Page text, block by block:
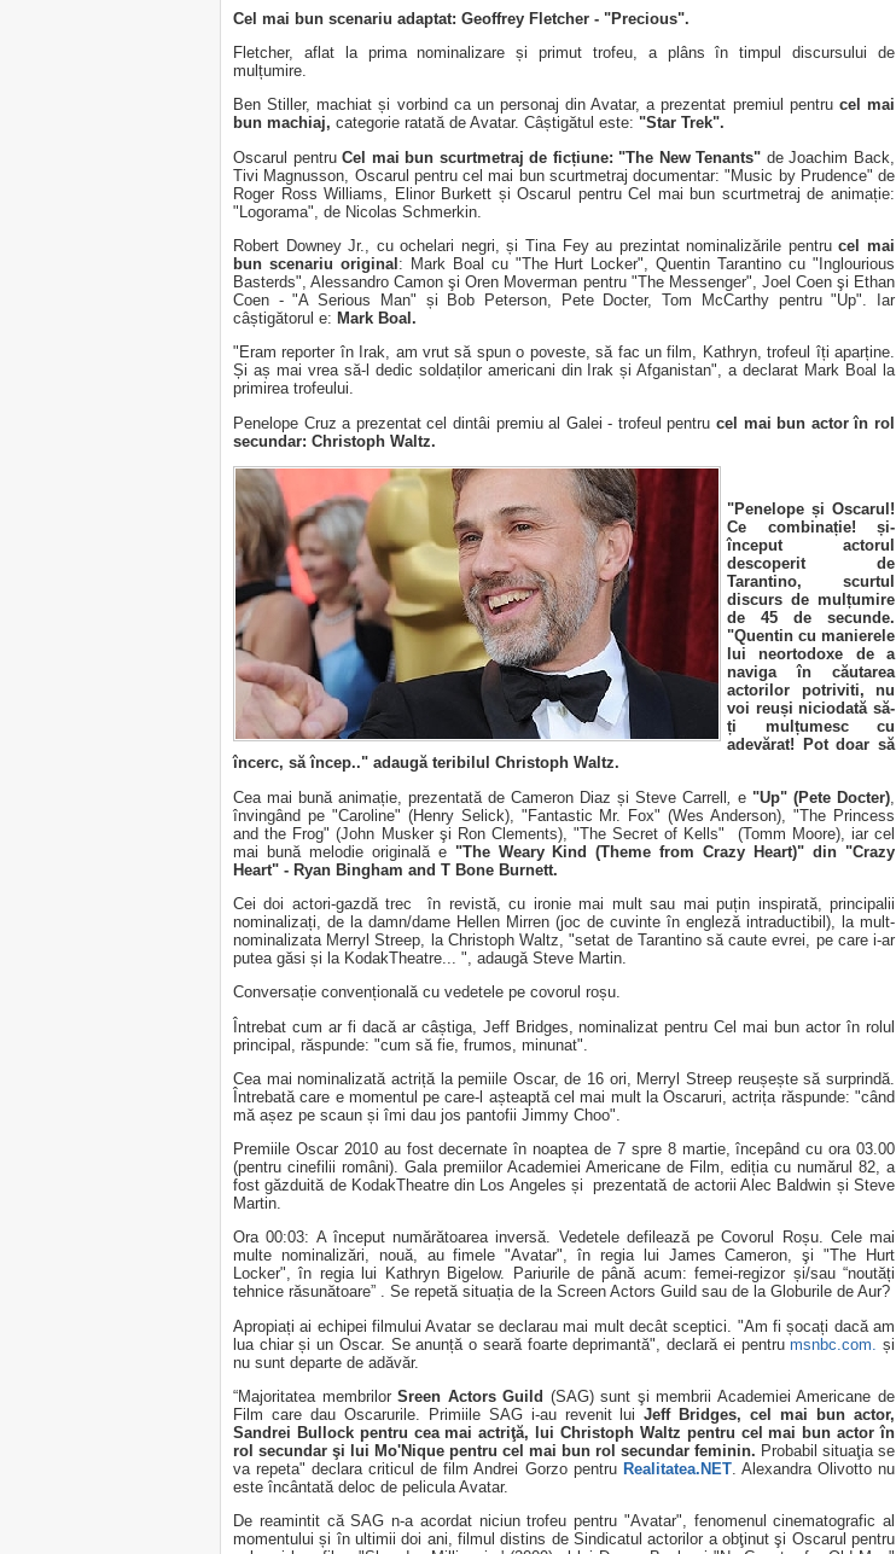
Cel mai bun scenariu adaptat: Geoffrey Fletcher - "Precious".
Fletcher, aflat la prima nominalizare și primut trofeu, a plâns în timpul discursului de
mulțumire.
Ben Stiller, machiat și vorbind ca un personaj din Avatar, a prezentat premiul pentru cel mai
bun machiaj, categorie ratată de Avatar. Câștigătul este: "Star Trek".
Oscarul pentruCel mai bun scurtmetraj de ficțiune: "The New Tenants" de Joachim Back,
Tivi Magnusson, Oscarul pentru cel mai bun scurtmetraj documentar: "Music by Prudence" de
Roger Ross Williams, Elinor Burkett și Oscarul pentru Cel mai bun scurtmetraj de animație:
"Logorama", de Nicolas Schmerkin.
Robert Downey Jr., cu ochelari negri, și Tina Fey au prezintat nominalizările pentrucel mai
bun scenariu original : Mark Boal cu "The Hurt Locker", Quentin Tarantino cu "Inglourious
Basterds", Alessandro Camon şi Oren Moverman pentru "The Messenger", Joel Coen şi Ethan
Coen - "A Serious Man" și Bob Peterson, Pete Docter, Tom McCarthy pentru "Up". Iar
câștigătorul e: Mark Boal.
"Eram reporter în Irak, am vrut să spun o poveste, să fac un film, Kathryn, trofeul îți aparține.
Și aș mai vrea să-l dedic soldaților americani din Irak și Afganistan", a declarat Mark Boal la
primirea trofeului.
Penelope Cruz a prezentat cel dintâi premiu al Galei - trofeul pentru cel mai bun actor în rol
secundar: Christoph Waltz.
"Penelope și Oscarul!
Ce combinație! și-
început actorul
descoperit de
Tarantino, scurtul
discurs de mulțumire
de 45 de secunde.
"Quentin cu manierele
lui neortodoxe de a
naviga în căutarea
actorilor potriviti, nu
voi reuși niciodată să-
ți mulțumesc cu
adevărat! Pot doar să
încerc, să încep.." adaugă teribilul Christoph Waltz.
Cea mai bună animație, prezentată de Cameron Diaz și Steve Carrell
e "Up" (Pete Docter)
învingând pe "Caroline" (Henry Selick), "Fantastic Mr. Fox" (Wes Anderson), "The Princess
and the Frog" (John Musker şi Ron Clements), "The Secret of Kells" (Tomm Moore), iar cel
mai bună melodie originală e "The Weary Kind (Theme from Crazy Heart)" din "Crazy
Heart" - Ryan Bingham and T Bone Burnett.
Cei doi actori-gazdă trec în revistă, cu ironie mai mult sau mai puțin inspirată, principalii
nominalizați, de la damn/dame Hellen Mirren (joc de cuvinte în engleză intraductibil), la mult-
nominalizata Merryl Streep, la Christoph Waltz, "setat de Tarantino să caute evrei, pe care i-ar
putea găsi și la KodakTheatre... ", adaugă Steve Martin.
Conversație convențională cu vedetele pe covorul roșu.
Întrebat cum ar fi dacă ar câștiga, Jeff Bridges, nominalizat pentru Cel mai bun actor în rolul
principal, răspunde: "cum să fie, frumos, minunat".
Cea mai nominalizată actriță la pemiile Oscar, de 16 ori, Merryl Streep reușește să surprindă.
Întrebată care e momentul pe care-l așteaptă cel mai mult la Oscaruri, actrița răspunde: "când
mă așez pe scaun și îmi dau jos pantofii Jimmy Choo".
Premiile Oscar 2010 au fost decernate în noaptea de 7 spre 8 martie, începând cu ora 03.00
(pentru cinefilii români). Gala premiilor Academiei Americane de Film, ediția cu numărul 82, a
fost găzduită de KodakTheatre din Los Angeles și prezentată de actorii Alec Baldwin și Steve
Martin.
Ora 00:03: A început numărătoarea inversă. Vedetele defilează pe Covorul Roșu. Cele mai
multe nominalizări, nouă, au fimele "Avatar", în regia lui James Cameron, şi "The Hurt
Locker", în regia lui Kathryn Bigelow. Pariurile de până acum: femei-regizor și/sau “noutăți
tehnice răsunătoare” . Se repetă situația de la Screen Actors Guild sau de la Globurile de Aur?
Apropiați ai echipei filmului Avatar se declarau mai mult decât sceptici. "Am fi șocați dacă am
lua chiar și un Oscar. Se anunță o seară foarte deprimantă", declară ei pentrumsnbc.com.
și
nu sunt departe de adăvăr.
“Majoritatea membrilorSreen Actors Guild (SAG) sunt şi membrii Academiei Americane de
Film care dau Oscarurile. Primiile SAG i-au revenit luiJeff Bridges, cel mai bun actor,
Sandrei Bullock pentru cea mai actriţă, lui Christoph Waltz pentru cel mai bun actor în
rol secundar şi lui Mo'Nique pentru cel mai bun rol secundar feminin. Probabil situaţia se
va repeta" declara criticul de film Andrei Gorzo pentruRealitatea.NET. Alexandra Olivotto nu
este încântată deloc de pelicula Avatar.
De reamintit că SAG n-a acordat niciun trofeu pentru "Avatar", fenomenul cinematografic al
momentului și în ultimii doi ani, filmul distins de Sindicatul actorilor a obţinut şi Oscarul pentru